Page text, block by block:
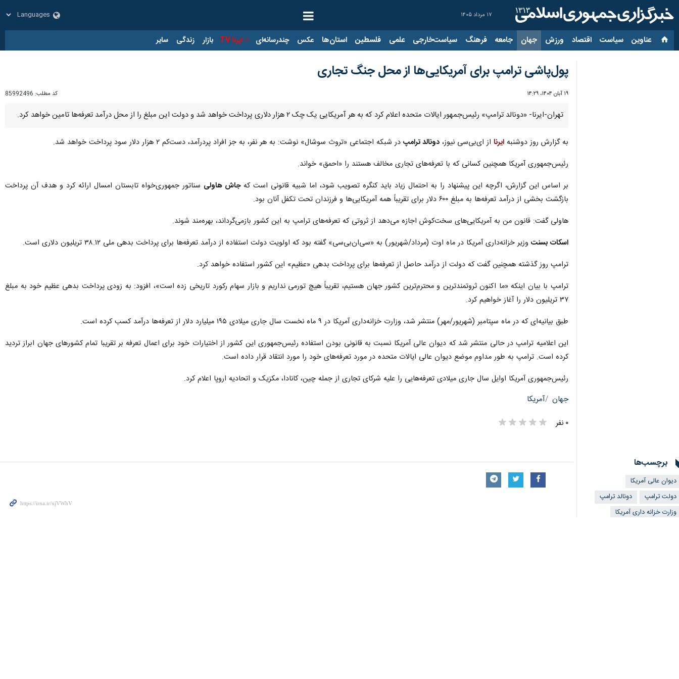
۱۷ مرداد ۱۴۰۵
عناوین‌ سیاست اقتصاد ورزش جهان جامعه فرهنگ سیاست‌خارجی علمی فلسطین استان‌ها عکس چندرسانه‌ای ایرنا TV بازار زندگی سایر
پول‌پاشی ترامپ برای آمریکایی‌ها از محل جنگ تجاری
۱۹ آبان ۱۴۰۴، ۱۴:۲۹ کد مطلب: 85992496
تهران-ایرنا- «دونالد ترامپ» رئیس‌جمهور ایالات متحده اعلام کرد که به هر آمریکایی یک چک ۲ هزار دلاری پرداخت خواهد شد و دولت این مبلغ را از محل درآمد تعرفه‌ها تامین خواهد کرد.
به گزارش روز دوشنبه ایرنا از ای‌بی‌سی نیوز، دونالد ترامپ در شبکه اجتماعی «تروث سوشال» نوشت: به هر نفر، به جز افراد پردرآمد، دست‌کم ۲ هزار دلار سود پرداخت خواهد شد.
رئیس‌جمهوری آمریکا همچنین کسانی که با تعرفه‌های تجاری مخالف هستند را «احمق» خواند.
بر اساس این گزارش، اگرچه این پیشنهاد را به احتمال زیاد باید کنگره تصویب شود، اما شبیه قانونی است که جاش هاولی سناتور جمهوری‌خواه تابستان امسال ارائه کرد و هدف آن پرداخت
بازگشت بخشی از درآمد تعرفه‌ها به مبلغ ۶۰۰ دلار برای تقریباً همه آمریکایی‌ها و فرزندان تحت تکفل آنان بود.
هاولی گفت: قانون من به آمریکایی‌های سخت‌کوش اجازه می‌دهد از ثروتی که تعرفه‌های ترامپ به این کشور بازمی‌گرداند، بهره‌مند شوند.
اسکات بسنت وزیر خزانه‌داری آمریکا در ماه اوت (مرداد/شهریور) به «سی‌ان‌بی‌سی» گفته بود که اولویت دولت استفاده از درآمد تعرفه‌ها برای پرداخت بدهی ملی ۳۸.۱۲ تریلیون دلاری است.
ترامپ روز گذشته همچنین گفت که دولت از درآمد حاصل از تعرفه‌ها برای پرداخت بدهی «عظیم» این کشور استفاده خواهد کرد.
ترامپ با بیان اینکه «ما اکنون ثروتمندترین و محترم‌ترین کشور جهان هستیم، تقریباً هیچ تورمی نداریم و بازار سهام رکورد تاریخی زده است»، افزود: به زودی پرداخت بدهی عظیم خود به مبلغ
۳۷ تریلیون دلار را آغاز خواهیم کرد.
طبق بیانیه‌ای که در ماه سپتامبر (شهریور/مهر) منتشر شد، وزارت خزانه‌داری آمریکا در ۹ ماه نخست سال جاری میلادی ۱۹۵ میلیارد دلار از تعرفه‌ها درآمد کسب کرده است.
این اعلامیه ترامپ در حالی منتشر شد که دیوان عالی آمریکا نسبت به قانونی بودن استفاده رئیس‌جمهوری این کشور از اختیارات خود برای اعمال تعرفه بر تقریبا تمام کشورهای جهان ابراز تردید
کرده است. ترامپ به طور مداوم موضع دیوان عالی ایالات متحده در مورد تعرفه‌های خود را مورد انتقاد قرار داده است.
رئیس‌جمهوری آمریکا اوایل سال جاری میلادی تعرفه‌هایی را علیه شرکای تجاری از جمله چین، کانادا، مکزیک و اتحادیه اروپا اعلام کرد.
جهان آمریکا
۰ نفر
برچسب‌ها
دیوان عالی آمریکا
دولت ترامپ
دونالد ترامپ
وزارت خزانه داری آمریکا